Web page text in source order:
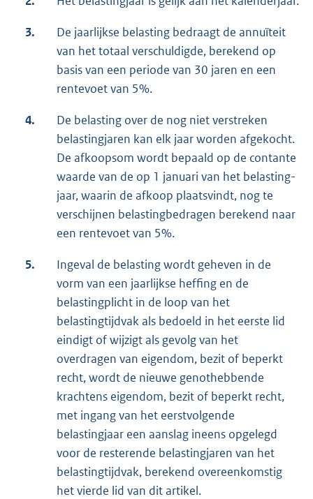
3.
De jaarlijkse belasting bedraagt de annuïteit
van het totaal verschuldigde, berekend op
basis van een periode van 30 jaren en een
rentevoet van 5%.
4.
De belasting over de nog niet verstreken
belastingjaren kan elk jaar worden afgekocht.
De afkoopsom wordt bepaald op de contante
waarde van de op 1 januari van het belasting-
jaar, waarin de afkoop plaatsvindt, nog te
verschijnen belastingbedragen berekend naar
een rentevoet van 5%.
5.
Ingeval de belasting wordt geheven in de
vorm van een jaarlijkse heffing en de
belastingplicht in de loop van het
belastingtijdvak als bedoeld in het eerste lid
eindigt of wijzigt als gevolg van het
overdragen van eigendom, bezit of beperkt
recht, wordt de nieuwe genothebbende
krachtens eigendom, bezit of beperkt recht,
met ingang van het eerstvolgende
belastingjaar een aanslag ineens opgelegd
voor de resterende belastingjaren van het
belastingtijdvak, berekend overeenkomstig
het vierde lid van dit artikel.